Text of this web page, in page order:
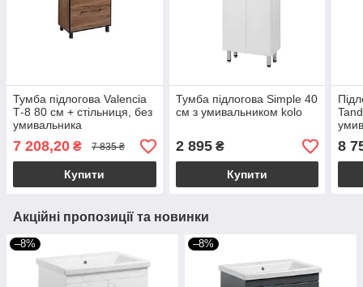
Тумба підлогова Valencia
Т-8 80 см + стільниця, без
умивальника
7 208,20 ₴ 7 835 ₴
Купити
Тумба підлогова Simple 40
см з умивальником kolo
2 895₴
Купити
8
Акційні пропозиції та новинки
–8% –8%